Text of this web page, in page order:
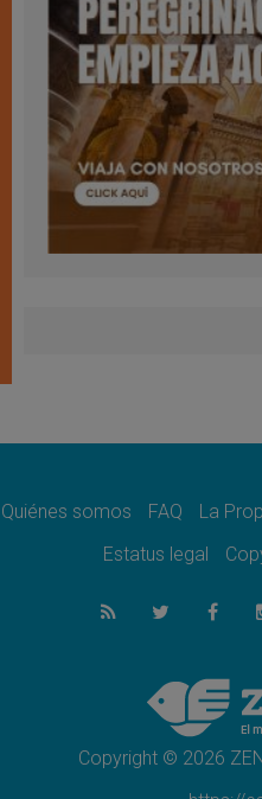
Quiénes somos FAQ La
Estatus legal
Copyright © 2026